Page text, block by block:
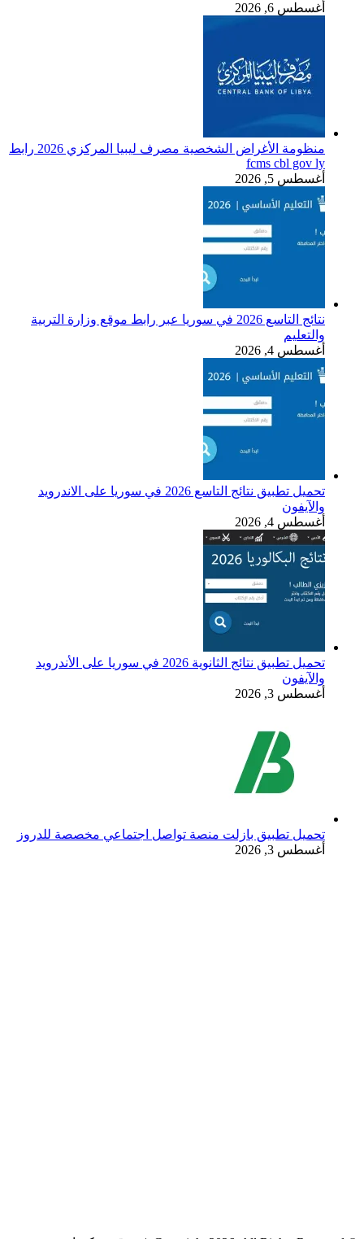
أغسطس 6, 2026
منظومة الأغراض الشخصية مصرف ليبيا المركزي 2026 رابط
fcms cbl gov ly
أغسطس 5, 2026
نتائج التاسع 2026 في سوريا عبر رابط موقع وزارة التربية
والتعليم
أغسطس 4, 2026
تحميل تطبيق نتائج التاسع 2026 في سوريا على الاندرويد
والآيفون
أغسطس 4, 2026
تحميل تطبيق نتائج الثانوية 2026 في سوريا على الأندرويد
والآيفون
أغسطس 3, 2026
تحميل تطبيق بازلت منصة تواصل اجتماعي مخصصة للدروز
أغسطس 3, 2026